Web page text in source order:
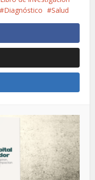
Diagnóstico Salud